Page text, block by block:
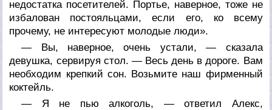
недостатка посетителей. Портье, наверное, тоже не
избалован постояльцами, если его, ко всему
прочему, не интересуют молодые люди».
— Вы, наверное, очень устали, — сказала
девушка, сервируя стол. — Весь день в дороге. Вам
необходим крепкий сон. Возьмите наш фирменный
коктейль.
— Я не пью алкоголь, — ответил Алекс,